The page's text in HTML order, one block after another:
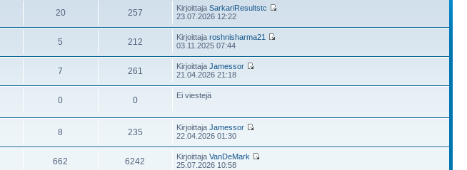
20 257 KirjoittajaSarkariResultstc
23.07.2026 12:22
5 212 Kirjoittajaroshnisharma21
03.11.2025 07:44
7 261 KirjoittajaJamessor
21.04.2026 21:18
0 0 Ei viestejä
8 235 KirjoittajaJamessor
22.04.2026 01:30
662 6242 KirjoittajaVanDeMark
25.07.2026 10:58